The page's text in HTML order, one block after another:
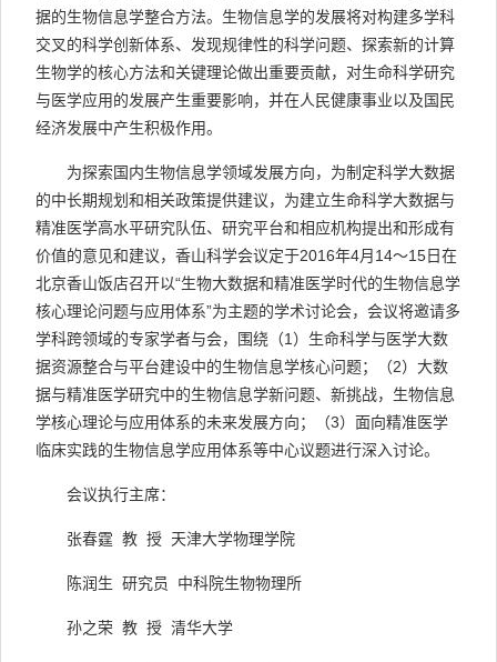
据的生物信息学整合方法。生物信息学的发展将对构建多学科
交叉的科学创新体系、发现规律性的科学问题、探索新的计算
生物学的核心方法和关键理论做出重要贡献，对生命科学研究
与医学应用的发展产生重要影响，并在人民健康事业以及国民
经济发展中产生积极作用。
为探索国内生物信息学领域发展方向，为制定科学大数据
的中长期规划和相关政策提供建议，为建立生命科学大数据与
精准医学高水平研究队伍、研究平台和相应机构提出和形成有
价值的意见和建议，香山科学会议定于2016年4月14～15日在
北京香山饭店召开以“生物大数据和精准医学时代的生物信息学
核心理论问题与应用体系”为主题的学术讨论会，会议将邀请多
学科跨领域的专家学者与会，围绕（1）生命科学与医学大数
据资源整合与平台建设中的生物信息学核心问题；（2）大数
据与精准医学研究中的生物信息学新问题、新挑战，生物信息
学核心理论与应用体系的未来发展方向；（3）面向精准医学
临床实践的生物信息学应用体系等中心议题进行深入讨论。
会议执行主席：
张春霆 教 授 天津大学物理学院
陈润生 研究员 中科院生物物理所
孙之荣 教 授 清华大学